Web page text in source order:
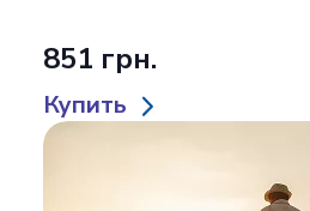
851 грн.
Купить